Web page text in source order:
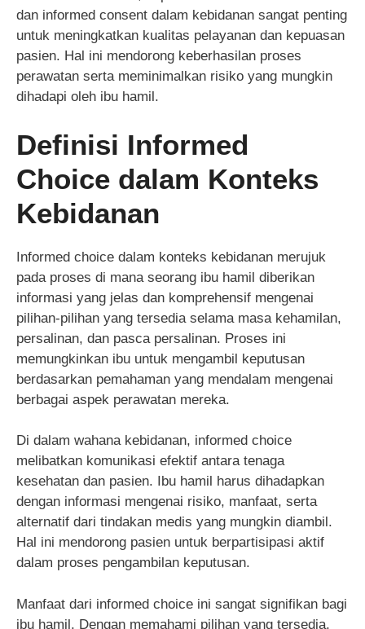
dan informed consent dalam kebidanan sangat penting
untuk meningkatkan kualitas pelayanan dan kepuasan
pasien. Hal ini mendorong keberhasilan proses
perawatan serta meminimalkan risiko yang mungkin
dihadapi oleh ibu hamil.
Definisi Informed
Choice dalam Konteks
Kebidanan
Informed choice dalam konteks kebidanan merujuk
pada proses di mana seorang ibu hamil diberikan
informasi yang jelas dan komprehensif mengenai
pilihan-pilihan yang tersedia selama masa kehamilan,
persalinan, dan pasca persalinan. Proses ini
memungkinkan ibu untuk mengambil keputusan
berdasarkan pemahaman yang mendalam mengenai
berbagai aspek perawatan mereka.
Di dalam wahana kebidanan, informed choice
melibatkan komunikasi efektif antara tenaga
kesehatan dan pasien. Ibu hamil harus dihadapkan
dengan informasi mengenai risiko, manfaat, serta
alternatif dari tindakan medis yang mungkin diambil.
Hal ini mendorong pasien untuk berpartisipasi aktif
dalam proses pengambilan keputusan.
Manfaat dari informed choice ini sangat signifikan bagi
ibu hamil. Dengan memahami pilihan yang tersedia,